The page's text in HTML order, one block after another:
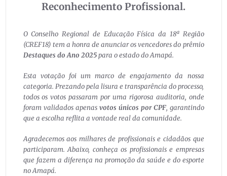
Reconhecimento Profissional.
O Conselho Regional de Educação Física da 18ª Região
(CREF18) tem a honra de anunciar os vencedores do prêmio
Destaques do Ano 2025para o estado do Amapá.
Esta votação foi um marco de engajamento da nossa
categoria. Prezando pela lisura e transparência do processo,
todos os votos passaram por uma rigorosa auditoria, onde
foram validados apenas votos únicos por CPF, garantindo
que a escolha reflita a vontade real da comunidade.
Agradecemos aos milhares de profissionais e cidadãos que
participaram. Abaixo, conheça os profissionais e empresas
que fazem a diferença na promoção da saúde e do esporte
no Amapá.